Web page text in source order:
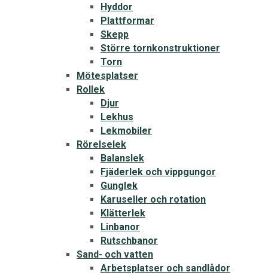
Hyddor
Plattformar
Skepp
Större tornkonstruktioner
Torn
Mötesplatser
Rollek
Djur
Lekhus
Lekmobiler
Rörelselek
Balanslek
Fjäderlek och vippgungor
Gunglek
Karuseller och rotation
Klätterlek
Linbanor
Rutschbanor
Sand- och vatten
Arbetsplatser och sandlådor